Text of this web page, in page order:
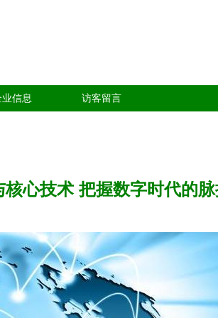
信息 访客留言
核心技术 把握数字时代的